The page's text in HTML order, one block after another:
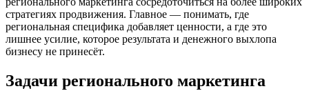
стратегиях продвижения. Главное — понимать, где
региональная специфика добавляет ценности, а где это
лишнее усилие, которое результата и денежного выхлопа
бизнесу не принесёт.
Задачи регионального маркетинга